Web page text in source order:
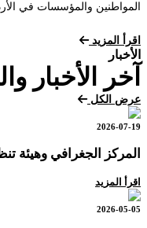
المواطنين والمؤسسات في
اقرأ المزيد
الأخبار
آخر الأخبار
عرض الكل
2026-07-19
المركز الجغرافي وهيئة
اقرأ المزيد
2026-05-05